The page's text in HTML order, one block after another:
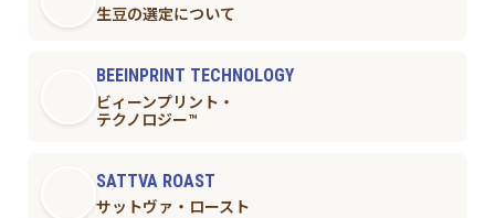
生豆の選定について
BEEINPRINT TECHNOLOGY
ビィーンプリント・
テクノロジー™︎
SATTVA ROAST
サットヴァ・ロースト